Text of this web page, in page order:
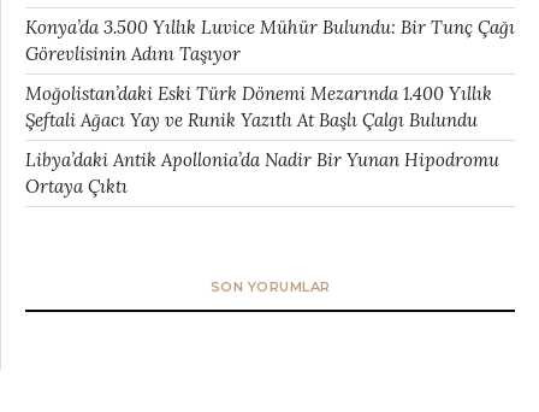
Konya’da 3.500 Yıllık Luvice Mühür Bulundu: Bir Tunç Çağı
Görevlisinin Adını Taşıyor
Moğolistan’daki Eski Türk Dönemi Mezarında 1.400 Yıllık
Şeftali Ağacı Yay ve Runik Yazıtlı At Başlı Çalgı Bulundu
Libya’daki Antik Apollonia’da Nadir Bir Yunan Hipodromu
Ortaya Çıktı
SON YORUMLAR